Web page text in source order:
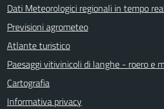
Dati Meteorologici regionali in tempo
Previsioni agrometeo
Atlante turistico
Paesaggi vitivinicoli di langhe - roero e
Cartografia
Informativa privacy